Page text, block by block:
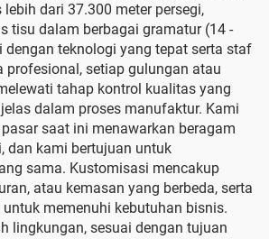
dari 37.300 meter persegi,
tisu dalam berbagai gramatur (14 -
dengan teknologi yang tepat serta staf
profesional, setiap gulungan atau
tahap kontrol kualitas yang
dalam proses manufaktur. Kami
saat ini menawarkan beragam
dan kami bertujuan untuk
sama. Kustomisasi mencakup
atau kemasan yang berbeda, serta
untuk memenuhi kebutuhan bisnis.
lingkungan, sesuai dengan tujuan